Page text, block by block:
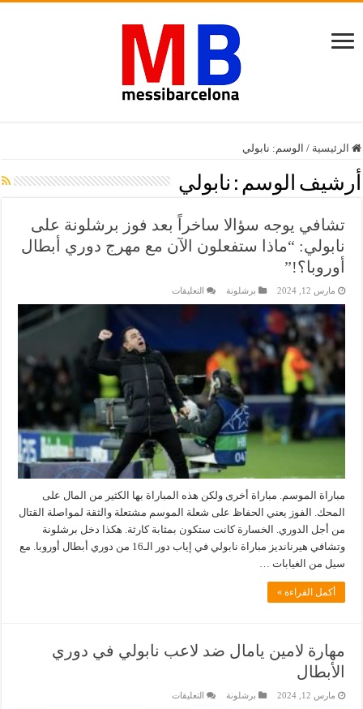
الرئيسية / الوسم: نابولي
أرشيف الوسم : نابولي
تشافي يوجه سؤالا ساخراً بعد فوز برشلونة على
نابولي: “ماذا ستفعلون الآن مع مهرج دوري أبطال
أوروبا؟!”
مارس 12, 2024 برشلونة التعليقات
فوز
برشلونة
على
نابولي:
“ماذا
ستفعلون
الآن
مهرج
دوري
أبطال
أوروبا؟!”
مغلقة
مباراة الموسم. مباراة أخرى ولكن هذه المباراة بها الكثير من المال على
المحك. الفوز يعني الحفاظ على شعلة الموسم مشتعلة والثقة لمواصلة القتال
من أجل الدوري. الخسارة كانت ستكون بمثابة كارثة. هكذا دخل برشلونة
وتشافي هيرنانديز مباراة نابولي في إياب دور الـ16 من دوري أبطال أوروبا. مع
سيل من الغيابات …
أكمل القراءة »
مهارة لامين يامال ضد لاعب نابولي في دوري
الأبطال
مارس 12, 2024 برشلونة التعليقات